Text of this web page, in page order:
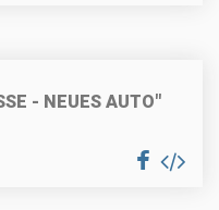
- NEUES AUTO"